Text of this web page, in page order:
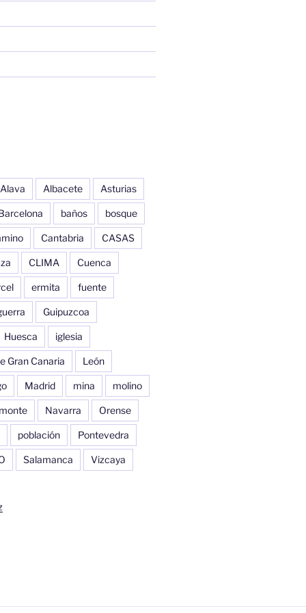
Alava Albacete Asturias
baños bosque
Cantabria CASAS
CLIMA Cuenca
ermita fuente
Guipuzcoa
Huesca iglesia
Gran Canaria León
Madrid mina molino
monte Navarra Orense
población Pontevedra
Salamanca Vizcaya